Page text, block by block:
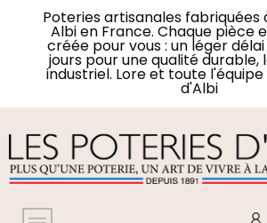
Poteries artisanales fabriquées
Albi en France. Chaque pièce
créée pour vous : un léger
jours pour une qualité durable,
industriel. Lore et toute
d'Albi